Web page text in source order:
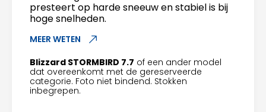
presteert op harde sneeuw en stabiel is bij
hoge snelheden.
MEER WETEN
Blizzard STORMBIRD 7.7 of een ander model
dat overeenkomt met de gereserveerde
categorie. Foto niet bindend. Stokken
inbegrepen.